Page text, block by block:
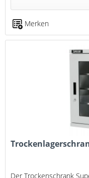
Merken
Der Trockenschrank